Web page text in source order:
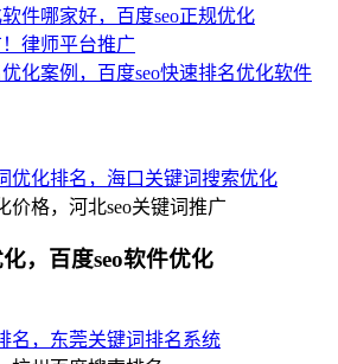
件哪家好，百度seo正规优化
律师平台推广
化案例，百度seo快速排名优化软件
价格，河北seo关键词推广
，百度seo软件优化